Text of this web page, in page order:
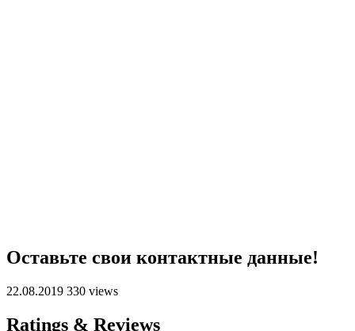
Оставьте свои контактные данные!
22.08.2019 330 views
Ratings & Reviews